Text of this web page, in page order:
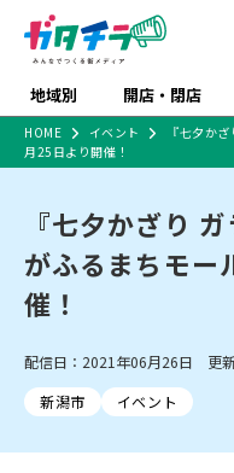
地域別 開店・閉店
新潟市
佐渡
開店
リニューアル・移転
新潟市・開店
新潟市・
長岡市・閉店
上越市・
ラーメン・開店
ラーメ
ラーメン
スイーツ
体験・販売
スポーツ
施設・ショップ
習い事・塾 アパレル・
観光スポット
温泉・入
特売セール
特集・まとめ記事
セツコママ ランキング
開店まとめ
閉店まとめ
食品スーパー・コンビ
ショッピングモール
大型施設
ファッション
HOME イベント
『七夕か
月25日より開催！
『七夕かざり
がふるまちモー
催！
配信日：2021年06月26日 更
新潟市
イベント